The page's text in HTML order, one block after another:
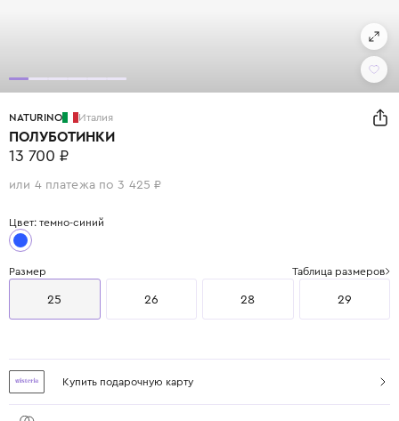
NATURINO Италия
ПОЛУБОТИНКИ
13 700 ₽
или 4 платежа по 3 425 ₽
Цвет: темно-синий
Размер Таблица размеров
25 26 28 29
Купить подарочную карту